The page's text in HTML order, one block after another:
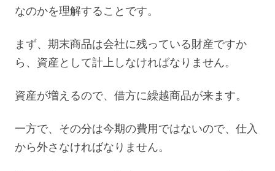
なのかを理解することです。
まず、期末商品は会社に残っている財産ですか
ら、資産として計上しなければなりません。
資産が増えるので、借方に繰越商品が来ます。
一方で、その分は今期の費用ではないので、仕入
から外さなければなりません。